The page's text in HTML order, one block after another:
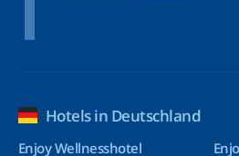
Hotels in Deutschland
Enjoy Wellnesshotel